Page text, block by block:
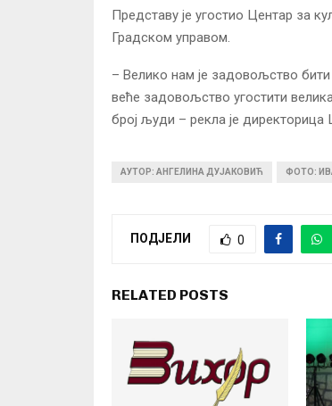
Представу је угостио Центар за
Градском управом.
– Велико нам је задовољство
веће задовољство угостити
број људи – рекла је директорица
АУТОР: АНГЕЛИНА ДУЈАКОВИЋ ФОТО:
ПОДЈЕЛИ 0
RELATED POSTS